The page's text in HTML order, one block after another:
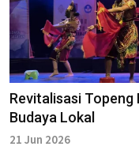
Revitalisasi Topeng
Budaya Lokal
21 Jun 2026